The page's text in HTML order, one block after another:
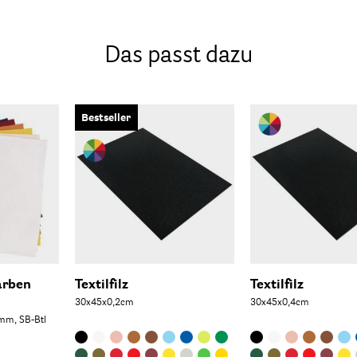
Das passt dazu
SB-Btl
Bestseller
Textilfilz
30x45x0,2cm
Textilfilz
30x45x0,4cm